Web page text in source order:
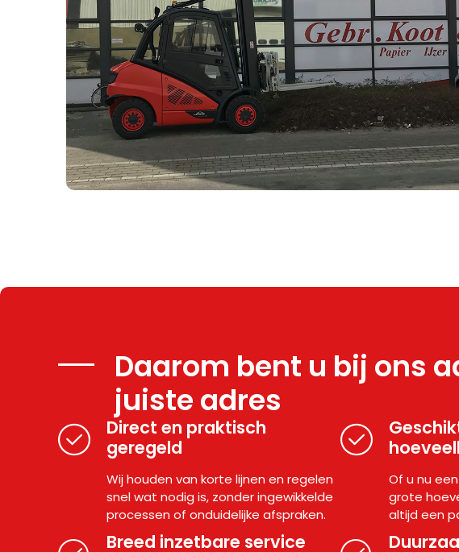
Daarom bent u bij ons
juiste adres
Direct en praktisch
geregeld
Wij houden van korte lijnen en regelen
snel wat nodig is, zonder ingewikkelde
processen of onduidelijke afspraken.
Of u nu
grote
altijd een
Breed inzetbare service